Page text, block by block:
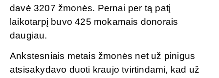
davė 3207 žmonės. Pernai per tą patį
laikotarpį buvo 425 mokamais donorais
daugiau.
Ankstesniais metais žmonės net už pinigus
atsisakydavo duoti kraujo tvirtindami, kad už